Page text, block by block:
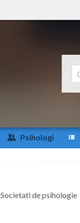
Psihologi
Societati de psihologie